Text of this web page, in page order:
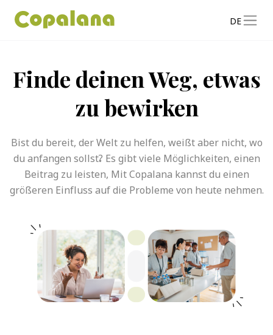
DE
Finde deinen Weg, etwas
zu bewirken
Bist du bereit, der Welt zu helfen, weißt aber nicht, wo
du anfangen sollst? Es gibt viele Möglichkeiten, einen
Beitrag zu leisten, Mit Copalana kannst du einen
größeren Einfluss auf die Probleme von heute nehmen.